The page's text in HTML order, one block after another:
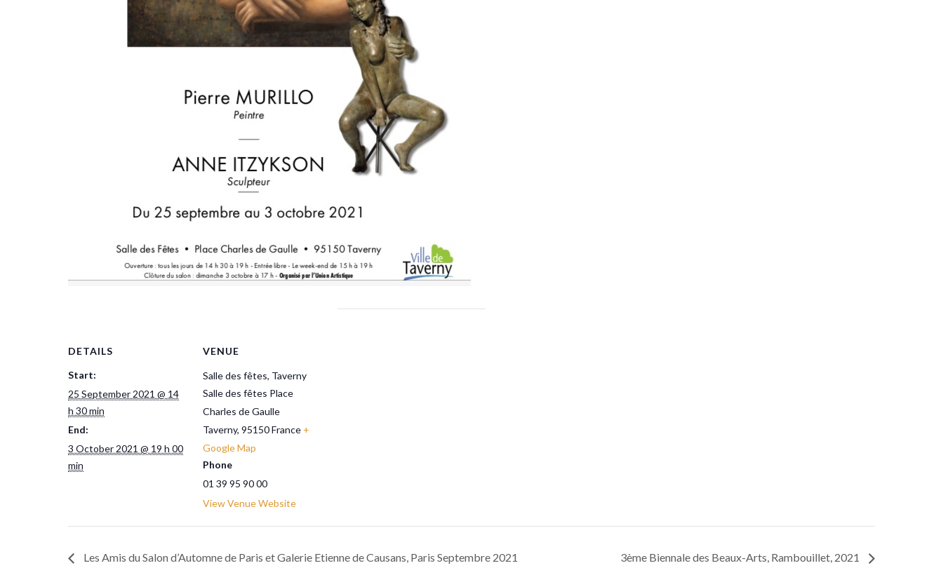
DETAILS
Start:
25 September 2021 @ 14
h 30 min
End:
3 October 2021 @ 19 h 00
min
VENUE
Salle des fêtes, Taverny
Salle des fêtes Place
Charles de Gaulle
Taverny, 95150France +
Google Map
Phone
01 39 95 90 00
View Venue Website
Les Amis du Salon d’Automne de Paris et Galerie Etienne de Causans, Paris Septembre 2021 3ème Biennale des Beaux-Arts, Rambouillet, 2021